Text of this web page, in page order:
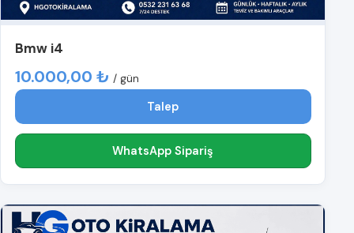
Bmw i4
10.000,00 ₺ / gün
Talep
WhatsApp Sipariş